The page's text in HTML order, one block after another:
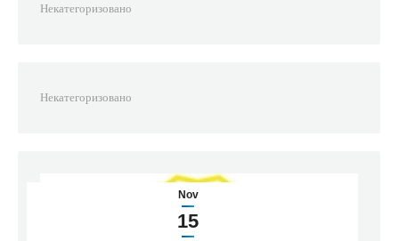
Некатегоризовано
Некатегоризовано
Nov
15